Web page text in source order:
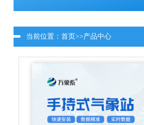
当前位置： 首页>>产品中心